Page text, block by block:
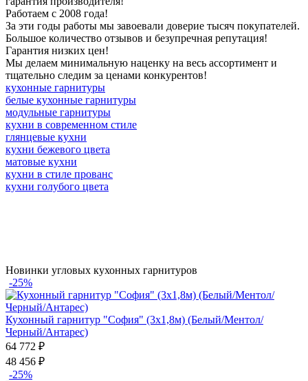
Работаем с 2008 года!
За эти годы работы мы завоевали доверие тысяч покупателей.
Большое количество отзывов и безупречная репутация!
Гарантия низких цен!
Мы делаем минимальную наценку на весь ассортимент и
тщательно следим за ценами конкурентов!
кухонные гарнитуры
белые кухонные гарнитуры
модульные гарнитуры
кухни в современном стиле
глянцевые кухни
кухни бежевого цвета
матовые кухни
кухни в стиле прованс
кухни голубого цвета
Новинки угловых кухонных гарнитуров
-25%
Кухонный гарнитур "София" (3х1,8м) (Белый/Ментол/
Черный/Антарес)
64 772 ₽
48 456 ₽
-25%